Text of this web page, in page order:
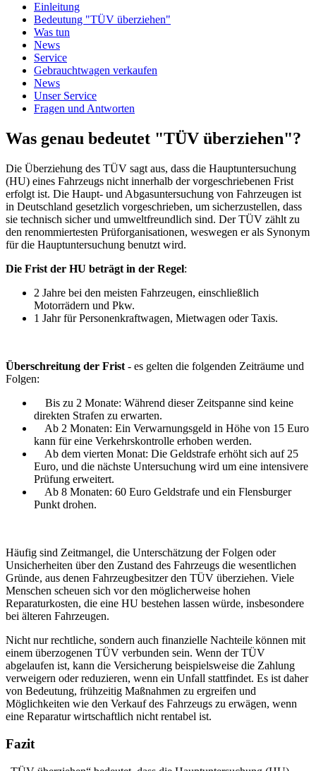
Einleitung
Bedeutung "TÜV überziehen"
Was tun
News
Service
Gebrauchtwagen verkaufen
News
Unser Service
Fragen und Antworten
Was genau bedeutet "TÜV überziehen"?
Die Überziehung des TÜV sagt aus, dass die Hauptuntersuchung
(HU) eines Fahrzeugs nicht innerhalb der vorgeschriebenen Frist
erfolgt ist. Die Haupt- und Abgasuntersuchung von Fahrzeugen ist
in Deutschland gesetzlich vorgeschrieben, um sicherzustellen, dass
sie technisch sicher und umweltfreundlich sind. Der TÜV zählt zu
den renommiertesten Prüforganisationen, weswegen er als Synonym
für die Hauptuntersuchung benutzt wird.
Die Frist der HU beträgt in der Regel:
2 Jahre bei den meisten Fahrzeugen, einschließlich
Motorrädern und Pkw.
1 Jahr für Personenkraftwagen, Mietwagen oder Taxis.
Überschreitung der Frist - es gelten die folgenden Zeiträume und
Folgen:
Bis zu 2 Monate: Während dieser Zeitspanne sind keine
direkten Strafen zu erwarten.
Ab 2 Monaten: Ein Verwarnungsgeld in Höhe von 15 Euro
kann für eine Verkehrskontrolle erhoben werden.
Ab dem vierten Monat: Die Geldstrafe erhöht sich auf 25
Euro, und die nächste Untersuchung wird um eine intensivere
Prüfung erweitert.
Ab 8 Monaten: 60 Euro Geldstrafe und ein Flensburger
Punkt drohen.
Häufig sind Zeitmangel, die Unterschätzung der Folgen oder
Unsicherheiten über den Zustand des Fahrzeugs die wesentlichen
Gründe, aus denen Fahrzeugbesitzer den TÜV überziehen. Viele
Menschen scheuen sich vor den möglicherweise hohen
Reparaturkosten, die eine HU bestehen lassen würde, insbesondere
bei älteren Fahrzeugen.
Nicht nur rechtliche, sondern auch finanzielle Nachteile können mit
einem überzogenen TÜV verbunden sein. Wenn der TÜV
abgelaufen ist, kann die Versicherung beispielsweise die Zahlung
verweigern oder reduzieren, wenn ein Unfall stattfindet. Es ist daher
von Bedeutung, frühzeitig Maßnahmen zu ergreifen und
Möglichkeiten wie den Verkauf des Fahrzeugs zu erwägen, wenn
eine Reparatur wirtschaftlich nicht rentabel ist.
Fazit